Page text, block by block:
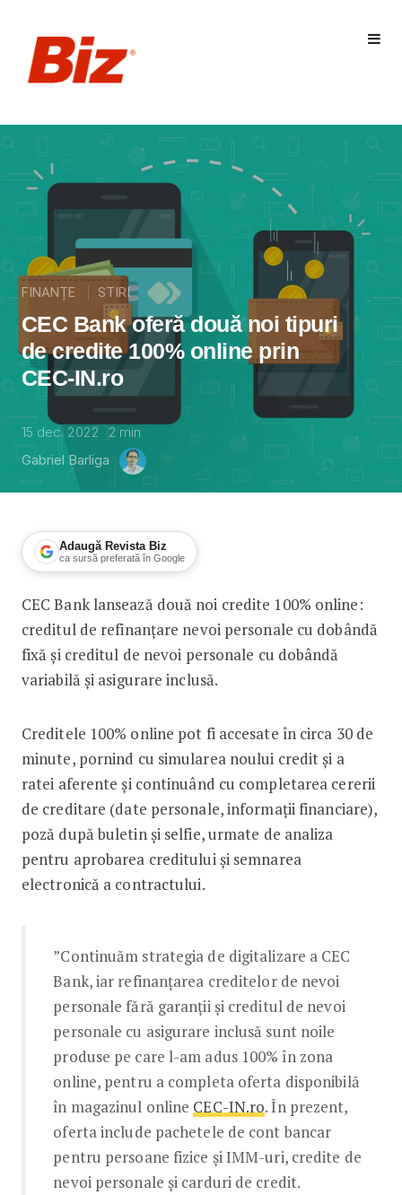
FINANȚE STIRI
CEC Bank oferă două noi tipuri
de credite 100% online prin
CEC-IN.ro
15 dec. 2022 2 min
Gabriel Barliga
Adaugă Revista Biz
ca sursă preferată în Google
CEC Bank oferă două noi tipuri de
CEC Bank lansează două noi credite 100% online:
creditul de refinanțare nevoi personale cu dobândă
fixă și creditul de nevoi personale cu dobândă
variabilă și asigurare inclusă.
Creditele 100% online pot fi accesate în circa 30 de
minute, pornind cu simularea noului credit și a
ratei aferente și continuând cu completarea cererii
de creditare (date personale, informații financiare),
poză după buletin și selfie, urmate de analiza
pentru aprobarea creditului și semnarea
electronică a contractului.
”Continuăm strategia de digitalizare a CEC
Bank, iar refinanțarea creditelor de nevoi
personale fără garanții și creditul de nevoi
personale cu asigurare inclusă sunt noile
produse pe care l-am adus 100% în zona
online, pentru a completa oferta disponibilă
în magazinul online CEC-IN.ro. În prezent,
oferta include pachetele de cont bancar
pentru persoane fizice și IMM-uri, credite de
nevoi personale și carduri de credit.